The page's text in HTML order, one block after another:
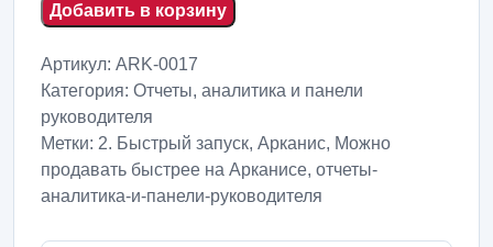
Добавить в корзину
Артикул: ARK-0017
Категория: Отчеты, аналитика и панели
руководителя
Метки: 2. Быстрый запуск, Арканис, Можно
продавать быстрее на Арканисе, отчеты-
аналитика-и-панели-руководителя